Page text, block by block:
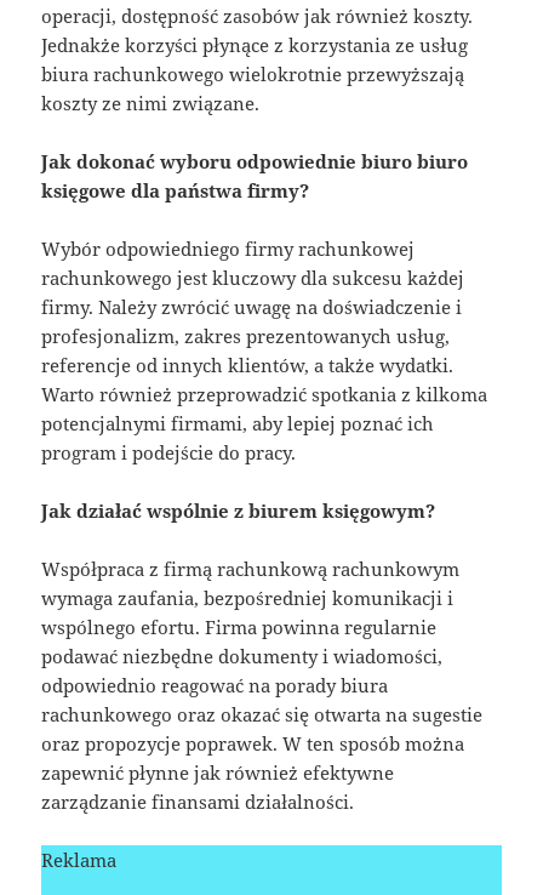
operacji, dostępność zasobów jak również koszty.
Jednakże korzyści płynące z korzystania ze usług
biura rachunkowego wielokrotnie przewyższają
koszty ze nimi związane.
Jak dokonać wyboru odpowiednie biuro biuro
księgowe dla państwa firmy?
Wybór odpowiedniego firmy rachunkowej
rachunkowego jest kluczowy dla sukcesu każdej
firmy. Należy zwrócić uwagę na doświadczenie i
profesjonalizm, zakres prezentowanych usług,
referencje od innych klientów, a także wydatki.
Warto również przeprowadzić spotkania z kilkoma
potencjalnymi firmami, aby lepiej poznać ich
program i podejście do pracy.
Jak działać wspólnie z biurem księgowym?
Współpraca z firmą rachunkową rachunkowym
wymaga zaufania, bezpośredniej komunikacji i
wspólnego efortu. Firma powinna regularnie
podawać niezbędne dokumenty i wiadomości,
odpowiednio reagować na porady biura
rachunkowego oraz okazać się otwarta na sugestie
oraz propozycje poprawek. W ten sposób można
zapewnić płynne jak również efektywne
zarządzanie finansami działalności.
Reklama